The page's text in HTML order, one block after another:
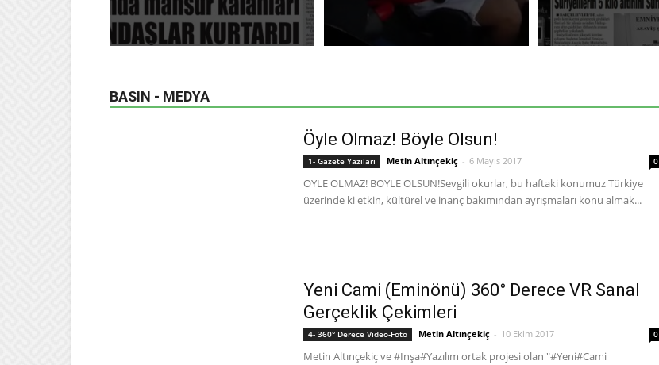
BASIN - MEDYA
Öyle Olmaz! Böyle Olsun!
1- Gazete Yazıları Metin Altınçekiç - 6 Mayıs 2017 0
ÖYLE OLMAZ! BÖYLE OLSUN!Sevgili okurlar, bu haftaki konumuz Türkiye
üzerinde ki etkin, kültürel ve inanç bakımından ayrışmaları konu almak...
Yeni Cami (Eminönü) 360° Derece VR Sanal
Gerçeklik Çekimleri
4- 360° Derece Video-Foto Metin Altınçekiç - 10 Ekim 2017 0
Metin Altınçekiç ve #İnşa#Yazılım ortak projesi olan "#Yeni#Cami